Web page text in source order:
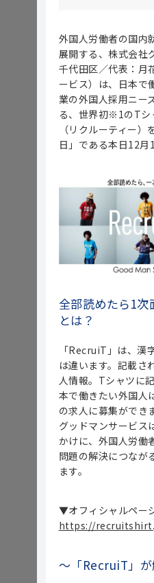
外国人労働者の国内
展開する、株式会社
千代田区／代表：月
ービス）は、日本で
業の外国人採用ニー
る、世界初※1のTシ
（リクルーティー
日」である本日12月
全部読めたら1次
とは？
「RecruiT」は、漢
は違います。記載さ
人情報。Tシャツに
本で働きたい外国人
の求人に募集ができ
グッドマンサービス
かけに、外国人労働
問題の解決につなが
ます。
▼オフィシャルペー
https://
～「RecruiT」